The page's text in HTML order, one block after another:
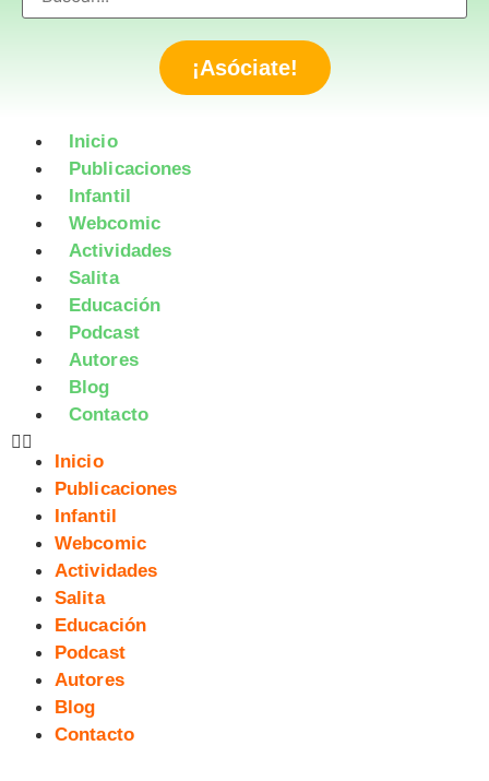
¡Asóciate!
Inicio
Publicaciones
Infantil
Webcomic
Actividades
Salita
Educación
Podcast
Autores
Blog
Contacto
Inicio
Publicaciones
Infantil
Webcomic
Actividades
Salita
Educación
Podcast
Autores
Blog
Contacto